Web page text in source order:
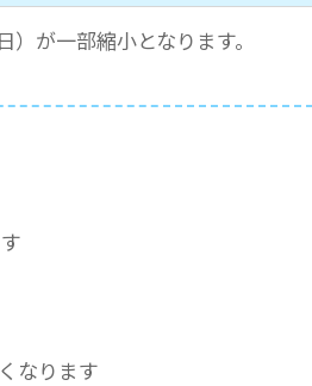
が一部縮小となります。
なります